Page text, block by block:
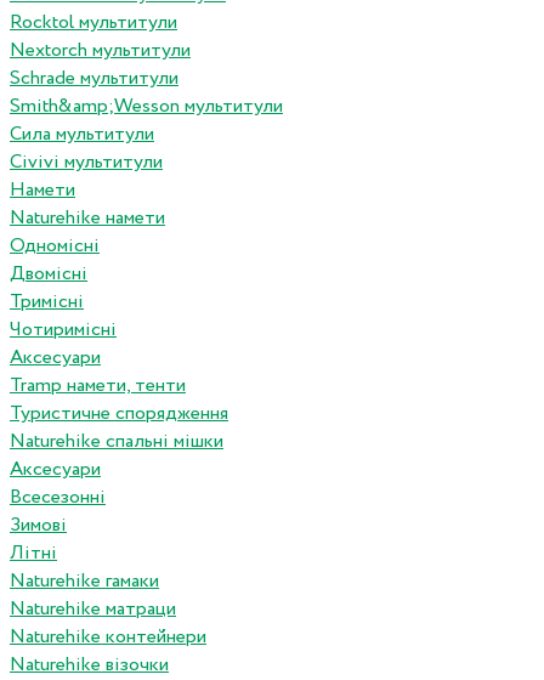
Rocktol мультитули
Nextorch мультитули
Schrade мультитули
Smith&amp;Wesson мультитули
Сила мультитули
Civivi мультитули
Намети
Naturehike намети
Одномісні
Двомісні
Тримісні
Чотиримісні
Аксесуари
Tramp намети, тенти
Туристичне спорядження
Naturehike спальні мішки
Аксесуари
Всесезонні
Зимові
Літні
Naturehike гамаки
Naturehike матраци
Naturehike контейнери
Naturehike візочки